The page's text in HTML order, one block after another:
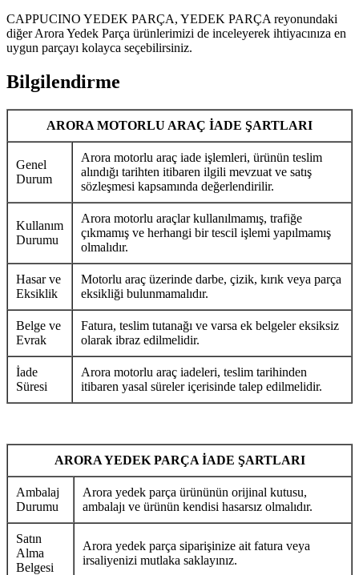
CAPPUCINO YEDEK PARÇA, YEDEK PARÇA reyonundaki
diğer Arora Yedek Parça ürünlerimizi de inceleyerek ihtiyacınıza en
uygun parçayı kolayca seçebilirsiniz.
Bilgilendirme
ARORA MOTORLU ARAÇ İADE ŞARTLARI
Genel
Durum
Arora motorlu araç iade işlemleri, ürünün teslim
alındığı tarihten itibaren ilgili mevzuat ve satış
sözleşmesi kapsamında değerlendirilir.
Kullanım
Durumu
Arora motorlu araçlar kullanılmamış, trafiğe
çıkmamış ve herhangi bir tescil işlemi yapılmamış
olmalıdır.
Hasar ve
Eksiklik
Motorlu araç üzerinde darbe, çizik, kırık veya parça
eksikliği bulunmamalıdır.
Belge ve
Evrak
Fatura, teslim tutanağı ve varsa ek belgeler eksiksiz
olarak ibraz edilmelidir.
İade
Süresi
Arora motorlu araç iadeleri, teslim tarihinden
itibaren yasal süreler içerisinde talep edilmelidir.
ARORA YEDEK PARÇA İADE ŞARTLARI
Ambalaj
Durumu
Arora yedek parça ürününün orijinal kutusu,
ambalajı ve ürünün kendisi hasarsız olmalıdır.
Satın
Alma
Belgesi
Arora yedek parça siparişinize ait fatura veya
irsaliyenizi mutlaka saklayınız.